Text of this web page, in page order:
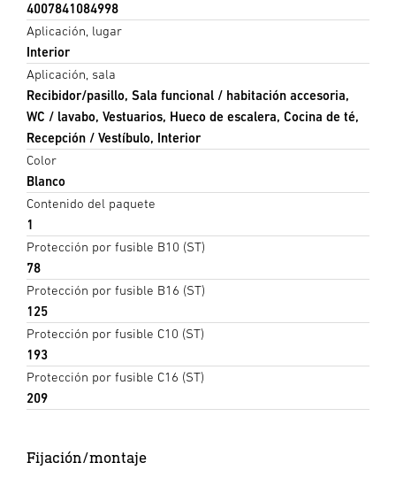
4007841084998
Aplicación, lugar
Interior
Aplicación, sala
Recibidor/pasillo, Sala funcional / habitación accesoria,
WC / lavabo, Vestuarios, Hueco de escalera, Cocina de té,
Recepción / Vestíbulo, Interior
Color
Blanco
Contenido del paquete
1
Protección por fusible B10 (ST)
78
Protección por fusible B16 (ST)
125
Protección por fusible C10 (ST)
193
Protección por fusible C16 (ST)
209
Fijación/montaje